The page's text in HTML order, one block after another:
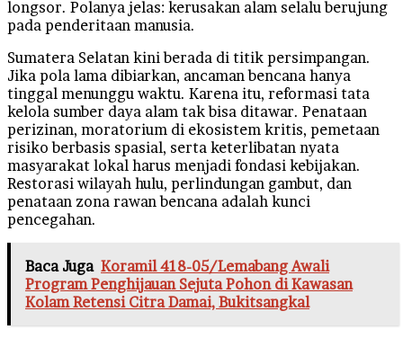
longsor. Polanya jelas: kerusakan alam selalu berujung
pada penderitaan manusia.
Sumatera Selatan kini berada di titik persimpangan.
Jika pola lama dibiarkan, ancaman bencana hanya
tinggal menunggu waktu. Karena itu, reformasi tata
kelola sumber daya alam tak bisa ditawar. Penataan
perizinan, moratorium di ekosistem kritis, pemetaan
risiko berbasis spasial, serta keterlibatan nyata
masyarakat lokal harus menjadi fondasi kebijakan.
Restorasi wilayah hulu, perlindungan gambut, dan
penataan zona rawan bencana adalah kunci
pencegahan.
Baca Juga Koramil 418-05/Lemabang Awali
Program Penghijauan Sejuta Pohon di Kawasan
Kolam Retensi Citra Damai, Bukitsangkal